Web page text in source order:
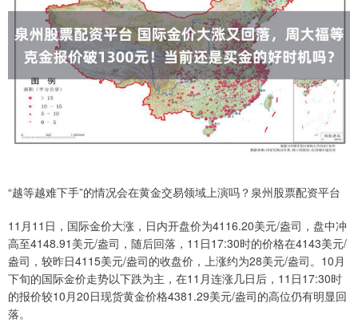
“越等越难下手”的情况会在黄金交易领域上演吗？泉州股票配资平台
11月11日，国际金价大涨，日内开盘价为4116.20美元/盎司，盘中冲
高至4148.91美元/盎司，随后回落，11日17:30时的价格在4143美元/
盎司，较昨日4115美元/盎司的收盘价，上涨约为28美元/盎司。10月
下旬的国际金价走势以下跌为主，在11月连涨几日后，11日17:30时
的报价较10月20日现货黄金价格4381.29美元/盎司的高位仍有明显回
落。